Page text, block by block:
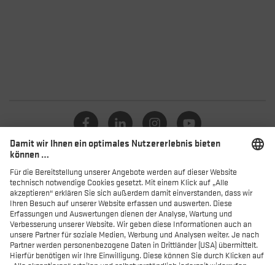
Kataloge
Händler
Produkte